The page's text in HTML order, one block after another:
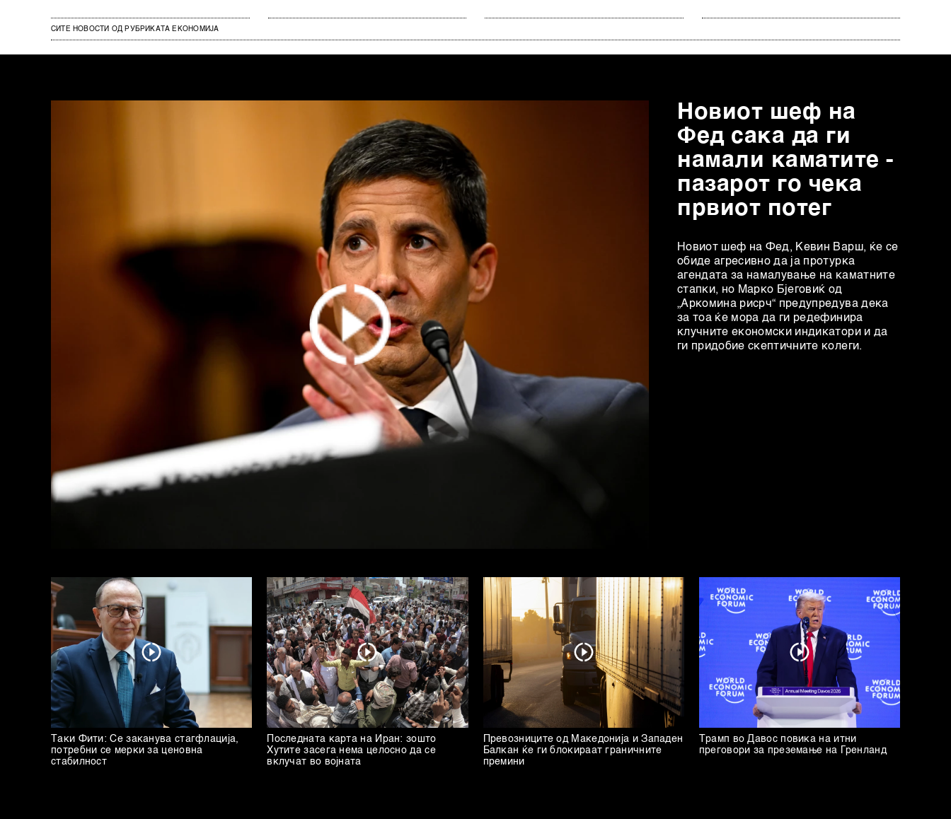
СИТЕ НОВОСТИ ОД РУБРИКАТА ЕКОНОМИЈА
Новиот шеф на
Фед сака да ги
намали каматите -
пазарот го чека
првиот потег
Новиот шеф на Фeд, Кевин Варш, ќе се
обиде агресивно да ја протурка
агендата за намалување на каматните
стапки, но Марко Бјеговиќ од
„Аркомина рисрч“ предупредува дека
за тоа ќе мора да ги редефинира
клучните економски индикатори и да
ги придобие скептичните колеги.
Таки Фити: Се заканува стагфлација,
потребни се мерки за ценовна
стабилност
Последната карта на Иран: зошто
Хутите засега нема целосно да се
вклучат во војната
Превозниците од Македонија и Западен
Балкан ќе ги блокираат граничните
премини
Трамп во Давос повика на итни
преговори за преземање на Гренланд